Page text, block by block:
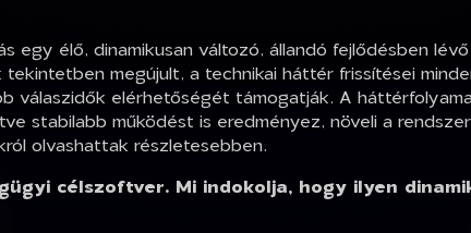
egy élő, dinamikusan változó, állandó fejlődésben
megújult, a technikai háttér frissítései
válaszidők elérhetőségét támogatják. A
stabilabb működést is eredményez, növeli a
olvashattak részletesebben.
célszoftver. Mi indokolja, hogy ilyen